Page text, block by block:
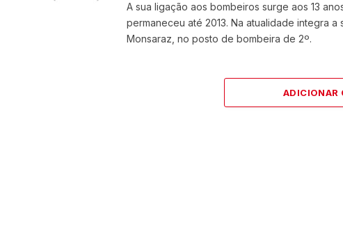
A sua ligação aos bombeiros surge aos 13
permaneceu até 2013. Na atualidade integra
Monsaraz, no posto de bombeira de 2º.
ADICIONAR